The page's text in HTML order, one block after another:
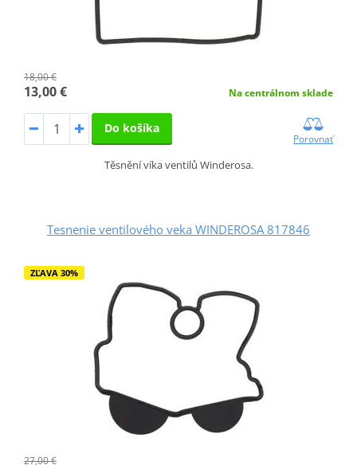
18,00 €
13,00 € Na centrálnom sklade
Do košíka
Porovnať
Těsnění víka ventilů Winderosa.
Tesnenie ventilového veka WINDEROSA 817846
ZĽAVA 30%
27,00 €